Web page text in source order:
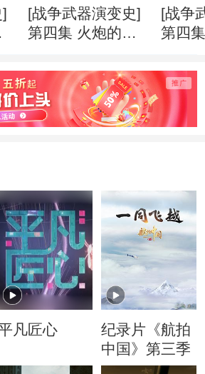
[战争武器演变史]
第四集 火炮的发
20130618
[战争
第四
弩
凡匠心
纪录片《航拍
中国》第三季